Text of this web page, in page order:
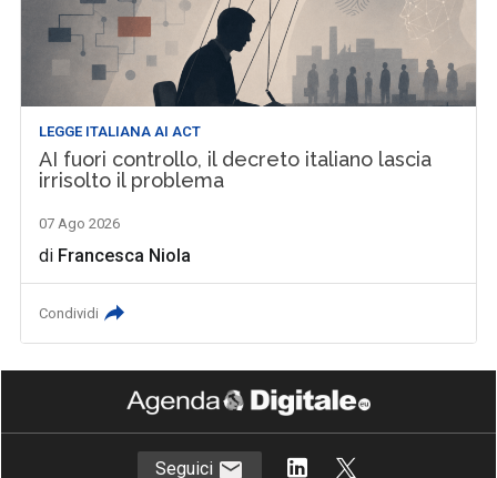
LEGGE ITALIANA AI ACT
AI fuori controllo, il decreto italiano lascia
irrisolto il problema
07 Ago 2026
di Francesca Niola
Condividi
Seguici